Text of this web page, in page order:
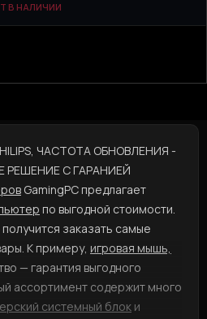
В НАЛИЧИИ
ЧАСТОТА ОБНОВЛЕНИЯ -
РЕШЕНИЕ С ГАРАНИЕЙ
GamingPC предлагает
по выгодной стоимости.
заказать самые
К примеру, игровая мышь,
— гарантия выгодного
ассортимент содержит много
системный блок и